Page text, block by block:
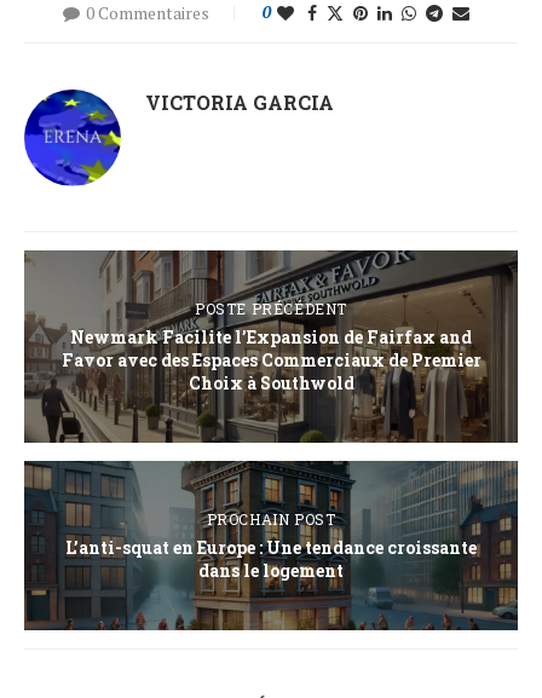
0 Commentaires 0
VICTORIA GARCIA
POSTE PRÉCÉDENT
Newmark Facilite l’Expansion de Fairfax and
Favor avec des Espaces Commerciaux de Premier
Choix à Southwold
PROCHAIN POST
L’anti-squat en Europe : Une tendance croissante
dans le logement